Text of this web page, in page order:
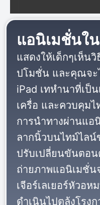
แอนิเมชั่นใ
แสดงให้เด็กๆเห็น
ปโมชั่น และคุณจะ
iPad เทหำนาที่เป็
เครื่อ และควบคุม
การนำทางผ่านแอ
ลากนิ้วบนไทม์ไลน์
ปรับเปลี่ยนขันตอ
ถ่ายภาพแอนิเมชั่
เจีอร์เลเยอร์หัวอ
ดำเนินไปตล้งโรง